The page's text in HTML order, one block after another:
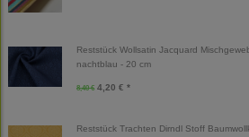
Reststück Wollsatin Jacquard
nachtblau - 20 cm
8,40 € 4,20 € *
Reststück Trachten Dirndl Stoff